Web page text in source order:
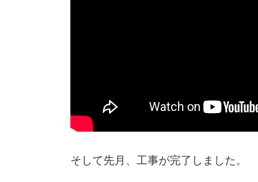
そして先月、工事が完了しました。